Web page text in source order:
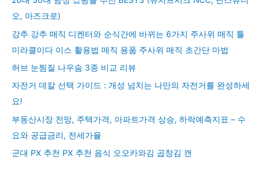
오, 아즈크로)
강추 강추 매직 디켄터와 순식간에 바뀌는 6가지 주사위 매직 툴
미라클이다 이스 활용법 매직 용품 주사위 매직 초간단 마법
허브 눈찜질 나우숨 3종 비교 리뷰
자전거 데칼 선택 가이드 : 개성 넘치는 나만의 자전거를 완성하세
요!
부동산시장 전망, 주택가격, 아파트가격 상승, 하락예측지표 – 수
요와 공급금리, 전세가율
군대 PX 추천 PX 추천 음식 오오카와김 곱창김 캔